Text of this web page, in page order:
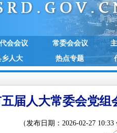
会会议 常委会会议
乡人大 热点专题
届人大常委会党组
（发布日期：2026-02-27